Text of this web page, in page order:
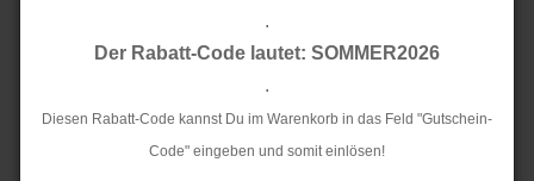
.
Der Rabatt-Code lautet: SOMMER2026
.
Diesen Rabatt-Code kannst Du im Warenkorb in das Feld "Gutschein-
Code" eingeben und somit einlösen!